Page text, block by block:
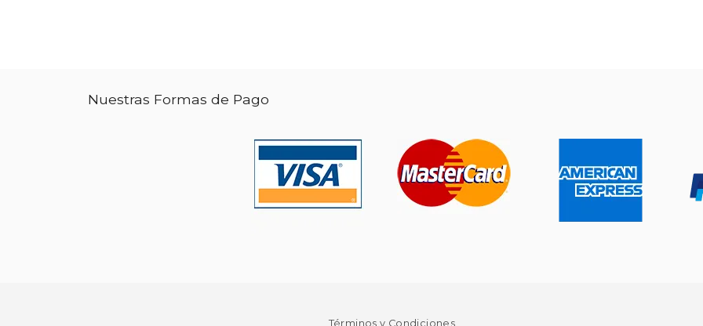
Nuestras Formas de Pago
Términos y Condiciones